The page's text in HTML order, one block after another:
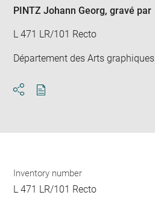
PINTZ Johann Georg, gravé par
L 471 LR/101 Recto
Département des Arts graphiques
Inventory number
L 471 LR/101 Recto